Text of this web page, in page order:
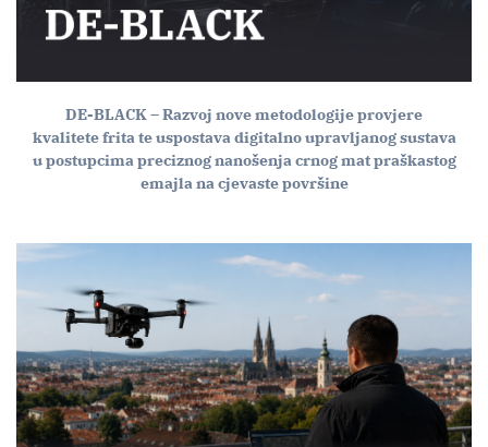
DE-BLACK – Razvoj nove metodologije provjere
kvalitete frita te uspostava digitalno upravljanog sustava
u postupcima preciznog nanošenja crnog mat praškastog
emajla na cjevaste površine